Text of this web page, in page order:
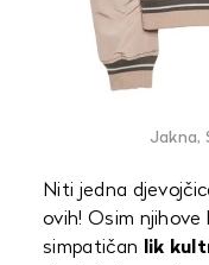
Jakna,
Niti jedna
ovih! Osim
simpatičan
lik